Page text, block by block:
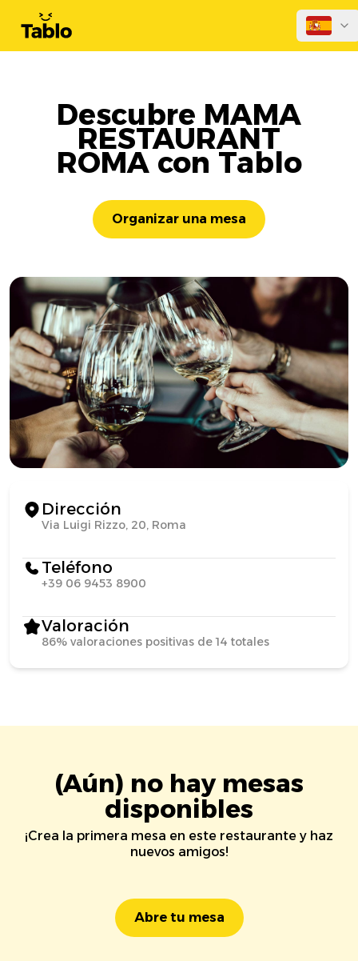
Descubre MAMA
RESTAURANT
ROMA con Tablo
Organizar una mesa
Dirección
Via Luigi Rizzo, 20, Roma
Teléfono
+39 06 9453 8900
Valoración
86% valoraciones positivas de 14 totales
(Aún) no hay mesas
disponibles
¡Crea la primera mesa en este restaurante y haz
nuevos amigos!
Abre tu mesa